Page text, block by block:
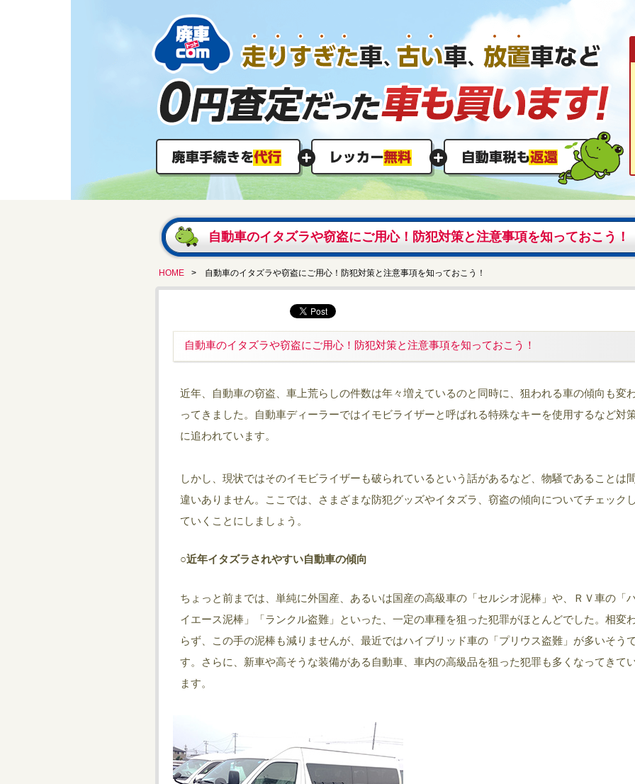
自動車のイタズラや窃盗にご用心！防犯対策と注意事項を知っておこう！
HOME > 自動車のイタズラや窃盗にご用心！防犯対策と注意事項を知っておこう！
自動車のイタズラや窃盗にご用心！防犯対策と注意事項を知っておこう！
近年、自動車の窃盗、車上荒らしの件数は年々増えているのと同時に、狙われる車の傾向も変
ってきました。自動車ディーラーではイモビライザーと呼ばれる特殊なキーを使用するなど対
に追われています。
しかし、現状ではそのイモビライザーも破られているという話があるなど、物騒であることは
違いありません。ここでは、さまざまな防犯グッズやイタズラ、窃盗の傾向についてチェック
ていくことにしましょう。
○近年イタズラされやすい自動車の傾向
ちょっと前までは、単純に外国産、あるいは国産の高級車の「セルシオ泥棒」や、ＲＶ車の「
イエース泥棒」「ランクル盗難」といった、一定の車種を狙った犯罪がほとんどでした。相変
らず、この手の泥棒も減りませんが、最近ではハイブリッド車の「プリウス盗難」が多いそう
す。さらに、新車や高そうな装備がある自動車、車内の高級品を狙った犯罪も多くなってきて
ます。